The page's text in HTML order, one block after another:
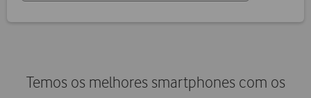
Temos os melhores smartphones com os